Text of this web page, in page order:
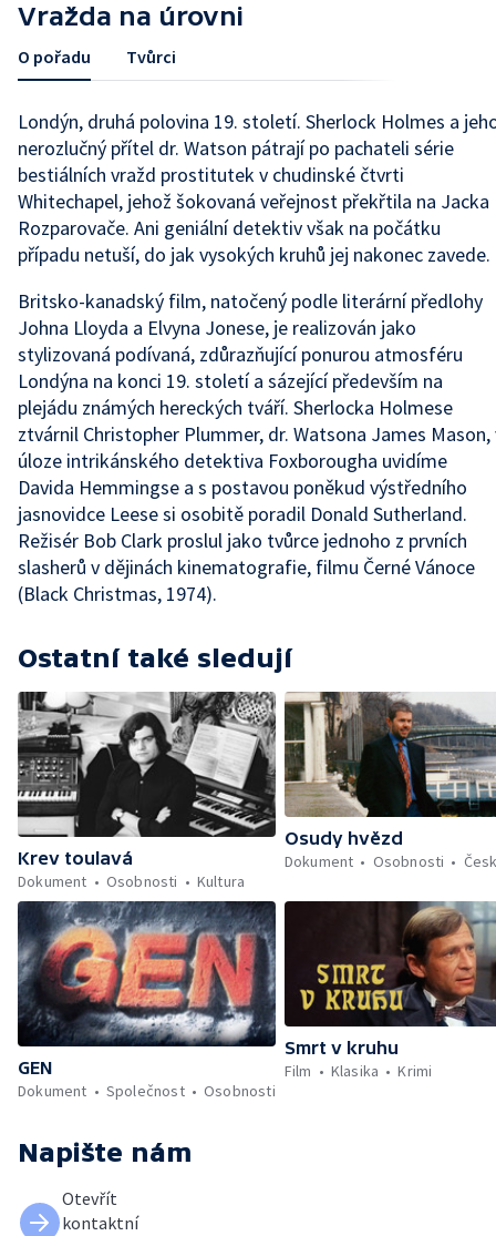
Vražda na úrovni
O pořadu Tvůrci
Londýn, druhá polovina 19. století. Sherlock Holmes a
nerozlučný přítel dr. Watson pátrají po pachateli série
bestiálních vražd prostitutek v chudinské čtvrti
Whitechapel, jehož šokovaná veřejnost překřtila na Jacka
Rozparovače. Ani geniální detektiv však na počátku
případu netuší, do jak vysokých kruhů jej nakonec zavede.
Britsko-kanadský film, natočený podle literární předlohy
Johna Lloyda a Elvyna Jonese, je realizován jako
stylizovaná podívaná, zdůrazňující ponurou atmosféru
Londýna na konci 19. století a sázející především na
plejádu známých hereckých tváří. Sherlocka Holmese
ztvárnil Christopher Plummer, dr. Watsona James Mason,
úloze intrikánského detektiva Foxborougha uvidíme
Davida Hemmingse a s postavou poněkud výstředního
jasnovidce Leese si osobitě poradil Donald Sutherland.
Režisér Bob Clark proslul jako tvůrce jednoho z prvních
slasherů v dějinách kinematografie, filmu Černé Vánoce
(Black Christmas, 1974).
Ostatní také sledují
Krev toulavá
Dokument
Osobnosti Kultura
Osudy hvězd
Dokument
Osobnosti
GEN
Dokument
Společnost Osobnosti
Smrt v kruhu
Film
Klasika Krimi
Napište nám
Otevřít
kontaktní